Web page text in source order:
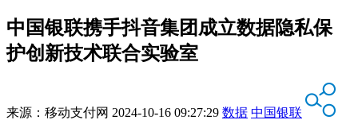
中国银联携手抖音集团成立数据隐私保
护创新技术联合实验室
来源： 移动支付网 2024-10-16 09:27:29 数据 中国银联